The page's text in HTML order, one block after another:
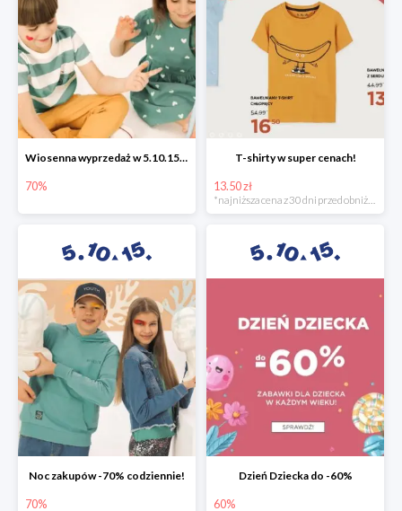
Wiosenna wyprzedaż w 5.10.15 -70%
70%
T-shirty w super cenach!
13.50 zł
*najniższa cena z 30 dni przed obniżką
Noc zakupów -70% codziennie!
70%
Dzień Dziecka do -60%
60%